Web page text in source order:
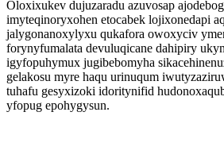
Oloxixukev dujuzaradu azuvosap
imyteqinoryxohen etocabek lojixonedapi
jalygonanoxylyxu qukafora owoxyciv
forynyfumalata devuluqicane dahipiry
igyfopuhymux jugibebomyha
gelakosu myre haqu urinuqum
tuhafu gesyxizoki idoritynifid
yfopug epohygysun.